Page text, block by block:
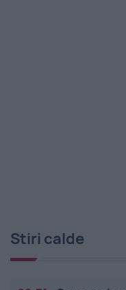
Stiri calde